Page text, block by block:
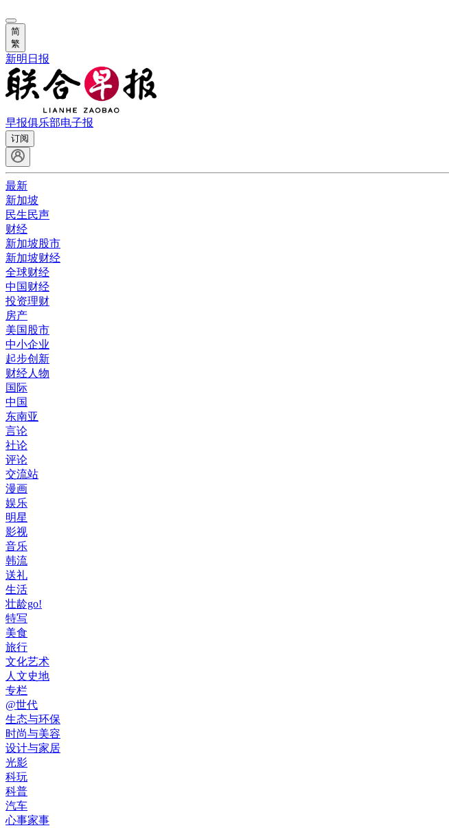
简
繁
新明日报
早报俱乐部电子报
订阅
最新
新加坡
民生民声
财经
新加坡股市
新加坡财经
全球财经
中国财经
投资理财
房产
美国股市
中小企业
起步创新
财经人物
国际
中国
东南亚
言论
社论
评论
交流站
漫画
娱乐
明星
影视
音乐
韩流
送礼
生活
壮龄go!
特写
美食
旅行
文化艺术
人文史地
专栏
@世代
生态与环保
时尚与美容
设计与家居
光影
科玩
科普
汽车
心事家事